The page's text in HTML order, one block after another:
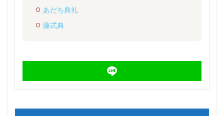
あだち典礼
藤式典